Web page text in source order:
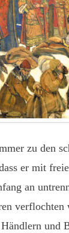
zu den
er mit
an
und